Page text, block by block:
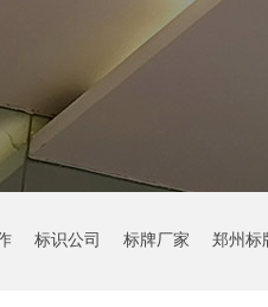
标识公司 标牌厂家 郑州标